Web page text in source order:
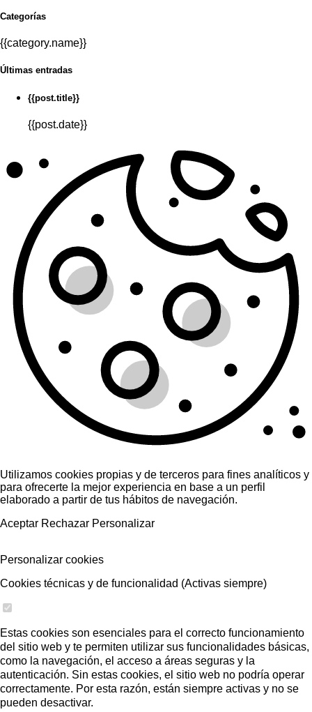
Categorías
{{category.name}}
Últimas entradas
{{post.title}}
{{post.date}}
Utilizamos cookies propias y de terceros para fines analíticos y
para ofrecerte la mejor experiencia en base a un perfil
elaborado a partir de tus hábitos de navegación.
Aceptar Rechazar Personalizar
Personalizar cookies
Cookies técnicas y de funcionalidad (Activas siempre)
Estas cookies son esenciales para el correcto funcionamiento
del sitio web y te permiten utilizar sus funcionalidades básicas,
como la navegación, el acceso a áreas seguras y la
autenticación. Sin estas cookies, el sitio web no podría operar
correctamente. Por esta razón, están siempre activas y no se
pueden desactivar.